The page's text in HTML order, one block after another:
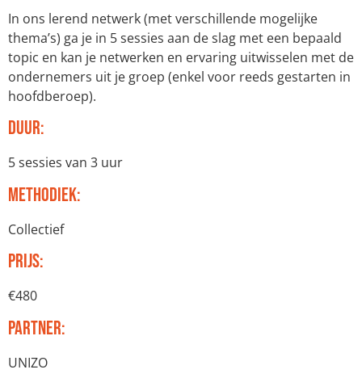
In ons lerend netwerk (met verschillende mogelijke
thema’s) ga je in 5 sessies aan de slag met een bepaald
topic en kan je netwerken en ervaring uitwisselen met de
ondernemers uit je groep (enkel voor reeds gestarten in
hoofdberoep).
Duur:
5 sessies van 3 uur
Methodiek:
Collectief
Prijs:
€480
Partner:
UNIZO